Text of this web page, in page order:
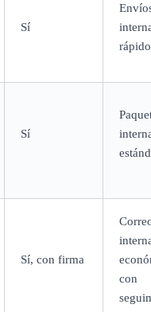
Sí
Sí
Sí, con firma
con